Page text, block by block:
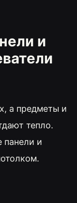
и
а предметы и
тепло.
панели и